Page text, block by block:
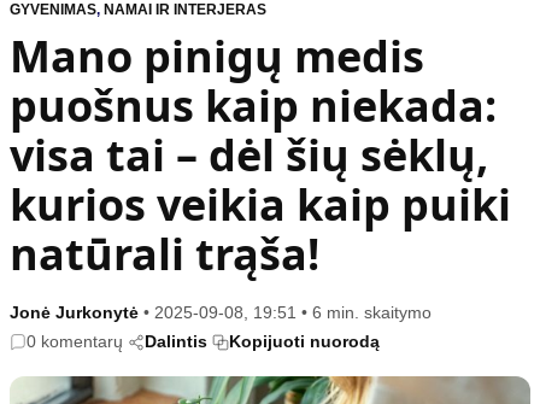
Gyvenimas
Įdomybės
Mada
Mokslas
Namai ir interjeras
Technologijos
Gyvenimo būdas
Tėvai ir vaikai
Populiaru Informacija
GYVENIMAS, NAMAI IR INTERJERAS
Mano pinigų medis
puošnus kaip niekada:
visa tai – dėl šių sėklų,
kurios veikia kaip puiki
natūrali trąša!
Jonė Jurkonytė • 2025-09-08, 19:51 • 6 min. skaitymo
0 komentarų
Dalintis Kopijuoti nuorodą